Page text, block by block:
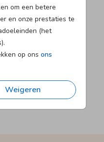
om een betere
en onze prestaties te
(het
op ons ons
Weigeren